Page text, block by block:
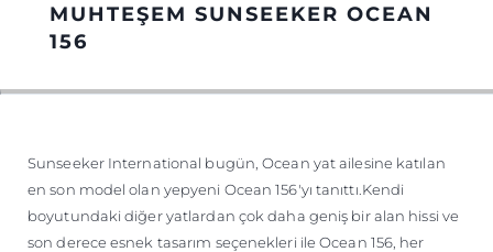
ÖĞRENIN
MUHTEŞEM SUNSEEKER OCEAN
156
Sunseeker International bugün, Ocean yat ailesine katılan
en son model olan yepyeni Ocean 156'yı tanıttı.Kendi
boyutundaki diğer yatlardan çok daha geniş bir alan hissi ve
son derece esnek tasarım seçenekleri ile Ocean 156, her